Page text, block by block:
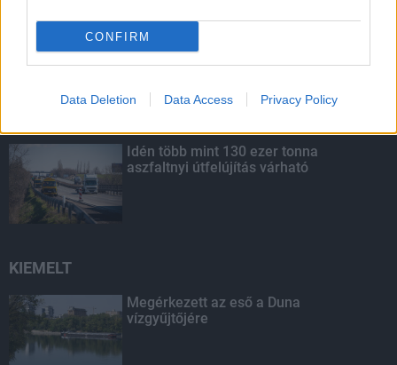
CONFIRM
Data Deletion Data Access Privacy Policy
Megérkezett az eső a Duna
vízgyűjtőjére
Idén több mint 130 ezer tonna
aszfaltnyi útfelújítás várható
KIEMELT
Megérkezett az eső a Duna
vízgyűjtőjére